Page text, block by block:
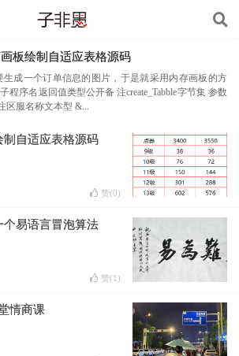
板绘制自适应表格源码
生成一个订单信息的图片，于是就采用内存画板的方
序名返回值类型公开备 注create_Tabble字节集 参数
区服名称文本型 &...
制自适应表格源码
赞(0)
个易语言冒泡算法
赞(1 )
情商课